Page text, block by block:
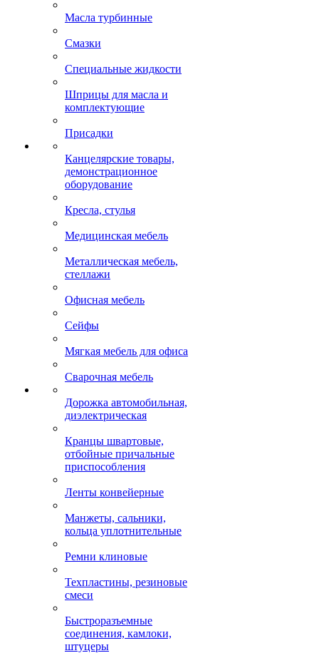
Масла турбинные
Смазки
Специальные жидкости
Шприцы для масла и
комплектующие
Присадки
Канцелярские товары,
демонстрационное
оборудование
Кресла, стулья
Медицинская мебель
Металлическая мебель,
стеллажи
Офисная мебель
Сейфы
Мягкая мебель для офиса
Сварочная мебель
Дорожка автомобильная,
диэлектрическая
Кранцы швартовые,
отбойные причальные
приспособления
Ленты конвейерные
Манжеты, сальники,
кольца уплотнительные
Ремни клиновые
Техпластины, резиновые
смеси
Быстроразъемные
соединения, камлоки,
штуцеры